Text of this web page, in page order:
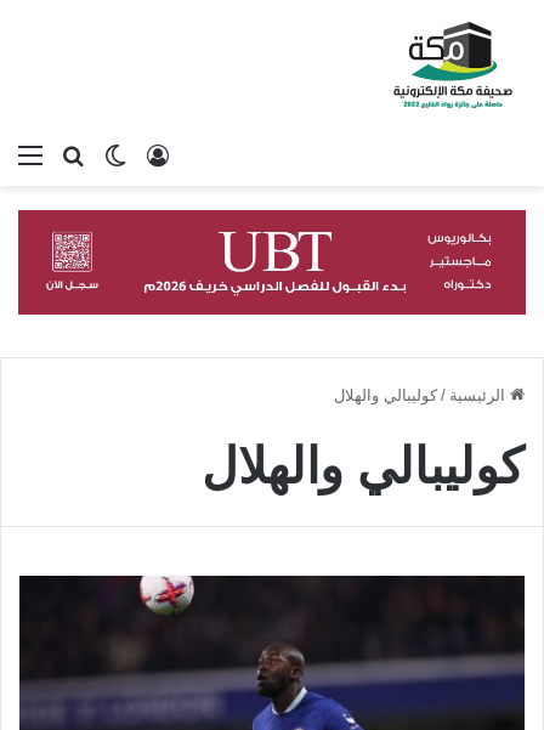
بحثالوضع
تسجيل الدخول
الرئيسية / كوليبالي والهلال
كوليبالي والهلال